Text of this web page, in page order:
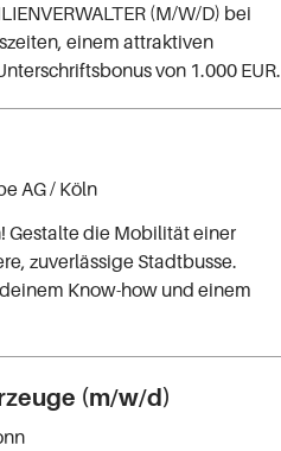
(M/W/D) bei
einem attraktiven
von 1.000 EUR.
AG/ Köln
Gestalte die Mobilität einer
zuverlässige Stadtbusse.
Know-how und einem
(m/w/d)